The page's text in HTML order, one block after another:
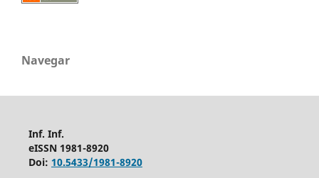
Navegar
Inf. Inf.
eISSN 1981-8920
Doi: 10.5433/1981-8920